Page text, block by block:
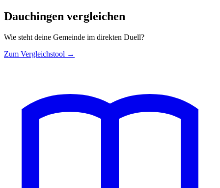
Dauchingen vergleichen
Wie steht deine Gemeinde im direkten Duell?
Zum Vergleichstool →